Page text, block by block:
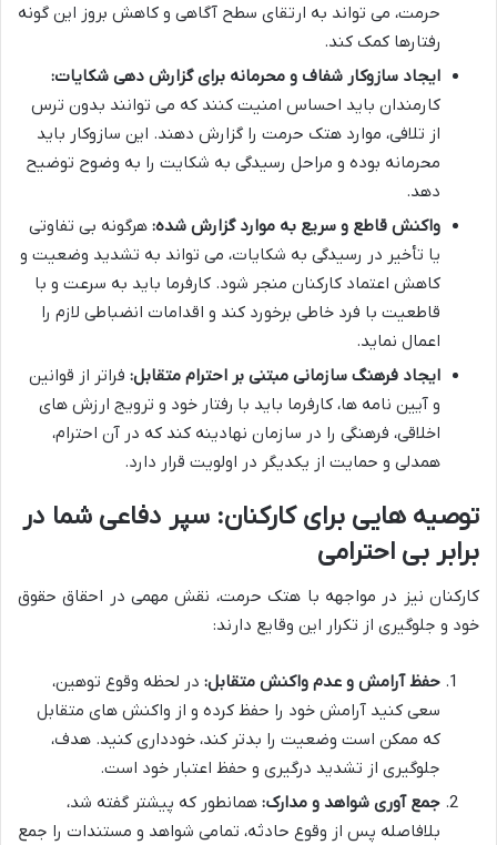
حرمت، می تواند به ارتقای سطح آگاهی و کاهش بروز این گونه
رفتارها کمک کند.
ایجاد سازوکار شفاف و محرمانه برای گزارش دهی شکایات:
کارمندان باید احساس امنیت کنند که می توانند بدون ترس
از تلافی، موارد هتک حرمت را گزارش دهند. این سازوکار باید
محرمانه بوده و مراحل رسیدگی به شکایت را به وضوح توضیح
دهد.
واکنش قاطع و سریع به موارد گزارش شده: هرگونه بی تفاوتی
یا تأخیر در رسیدگی به شکایات، می تواند به تشدید وضعیت و
کاهش اعتماد کارکنان منجر شود. کارفرما باید به سرعت و با
قاطعیت با فرد خاطی برخورد کند و اقدامات انضباطی لازم را
اعمال نماید.
ایجاد فرهنگ سازمانی مبتنی بر احترام متقابل: فراتر از قوانین
و آیین نامه ها، کارفرما باید با رفتار خود و ترویج ارزش های
اخلاقی، فرهنگی را در سازمان نهادینه کند که در آن احترام،
همدلی و حمایت از یکدیگر در اولویت قرار دارد.
توصیه هایی برای کارکنان: سپر دفاعی شما در
برابر بی احترامی
کارکنان نیز در مواجهه با هتک حرمت، نقش مهمی در احقاق حقوق
خود و جلوگیری از تکرار این وقایع دارند:
حفظ آرامش و عدم واکنش متقابل: در لحظه وقوع توهین،
سعی کنید آرامش خود را حفظ کرده و از واکنش های متقابل
که ممکن است وضعیت را بدتر کند، خودداری کنید. هدف،
جلوگیری از تشدید درگیری و حفظ اعتبار خود است.
جمع آوری شواهد و مدارک: همانطور که پیشتر گفته شد،
بلافاصله پس از وقوع حادثه، تمامی شواهد و مستندات را جمع